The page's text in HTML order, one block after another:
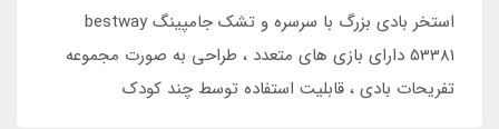
استخر بادی بزرگ با سرسره و تشک جامپینگ bestway
53381 دارای بازی های متعدد ، طراحی به صورت مجموعه
تفریحات بادی ، قابلیت استفاده توسط چند کودک